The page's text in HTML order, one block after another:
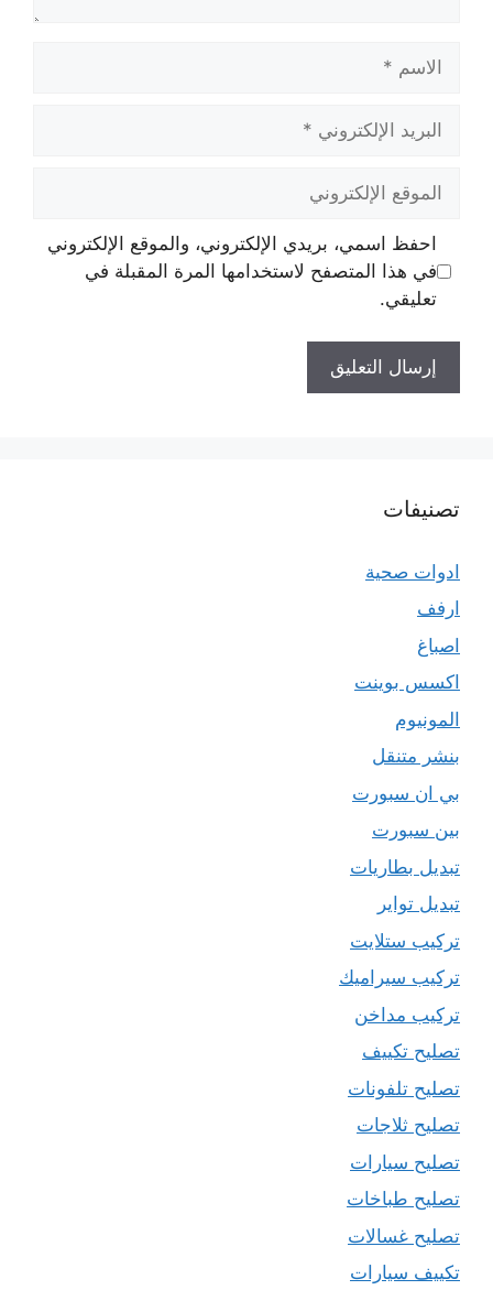
الاسم
البريد
الإلكتروني
الموقع
الإلكتروني
احفظ اسمي، بريدي الإلكتروني، والموقع الإلكتروني
في هذا المتصفح لاستخدامها المرة المقبلة في
تعليقي.
تصنيفات
ادوات صحية
ارفف
اصباغ
اكسس بوينت
المونيوم
بنشر متنقل
بي ان سبورت
بين سبورت
تبديل بطاريات
تبديل تواير
تركيب ستلايت
تركيب سيراميك
تركيب مداخن
تصليح تكييف
تصليح تلفونات
تصليح ثلاجات
تصليح سيارات
تصليح طباخات
تصليح غسالات
تكييف سيارات